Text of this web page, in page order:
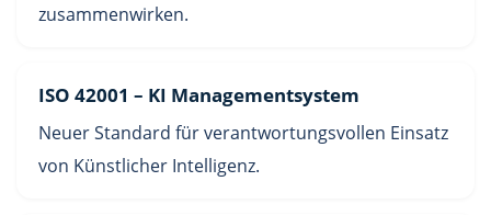
zusammenwirken.
ISO 42001 – KI Managementsystem
Neuer Standard für verantwortungsvollen Einsatz
von Künstlicher Intelligenz.